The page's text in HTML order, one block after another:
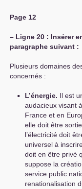
Page 12
– Ligne 20 : Insérer
paragraphe suivant :
Plusieurs domaines
concernés :
L’énergie. Il est
audacieux visant
France et en
elle doit être
l’électricité doit
universel à
doit en être privé
suppose la
service public
renationalisation